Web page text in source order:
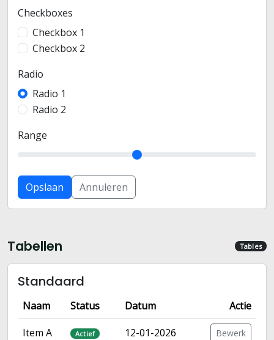
Checkboxes
Checkbox 1
Checkbox 2
Radio
Radio 1
Radio 2
Range
Opslaan Annuleren
Tabellen Tables
Standaard
Naam Status Datum
Actie
Item A
Actief 12-01-2026 Bewerk